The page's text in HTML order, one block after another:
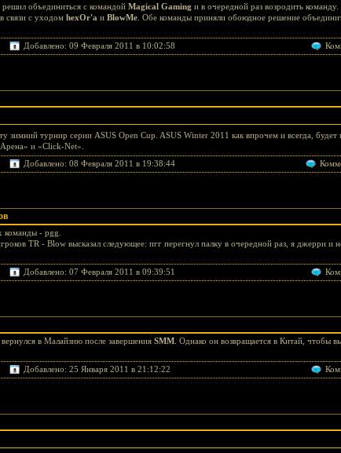
решил объединиться с командой Magical Gaming и в очередной раз возродить
связи с уходом hexOr'a и BlowMe . Обе команды приняли обоюдное решение
Добавлено: 09 Февраля 2011 в 10:02:58
зимний турнир серии ASUS Open Cup. ASUS Winter 2011 как впрочем и всегда, будет
и «Click-Net».
Добавлено: 08 Февраля 2011 в 19:38:44
команды - pgg.
TR - Blow высказал следующее: пгг перегнул палку в очередной раз, я джерри и
Добавлено: 07 Февраля 2011 в 09:39:51
в Малайзию после завершения SMM . Однако он возвращается в Китай, чтобы
Добавлено: 25 Января 2011 в 21:12:22